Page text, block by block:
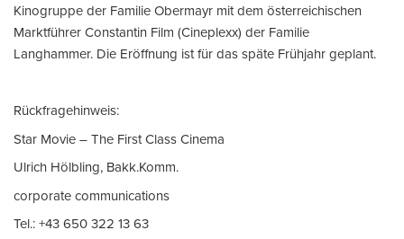
Kinogruppe der Familie Obermayr mit dem österreichischen
Marktführer Constantin Film (Cineplexx) der Familie
Langhammer. Die Eröffnung ist für das späte Frühjahr geplant.
Rückfragehinweis:
Star Movie – The First Class Cinema
Ulrich Hölbling, Bakk.Komm.
corporate communications
Tel.: +43 650 322 13 63